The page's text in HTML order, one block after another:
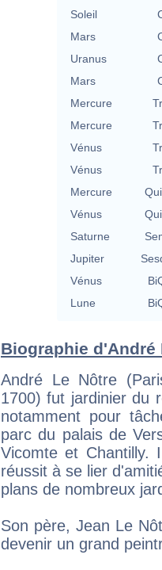
Soleil
Mars
Uranus
Mars
Mercure
Mercure
Vénus
Vénus
Mercure
Vénus
Saturne
Jupiter
Vénus
Lune
Biographie d'André
André Le Nôtre
1700) fut jardinier du
notamment pour
parc du palais de
Vicomte et Chantilly.
réussit à se lier
plans de nombreux
Son père, Jean Le
devenir un grand